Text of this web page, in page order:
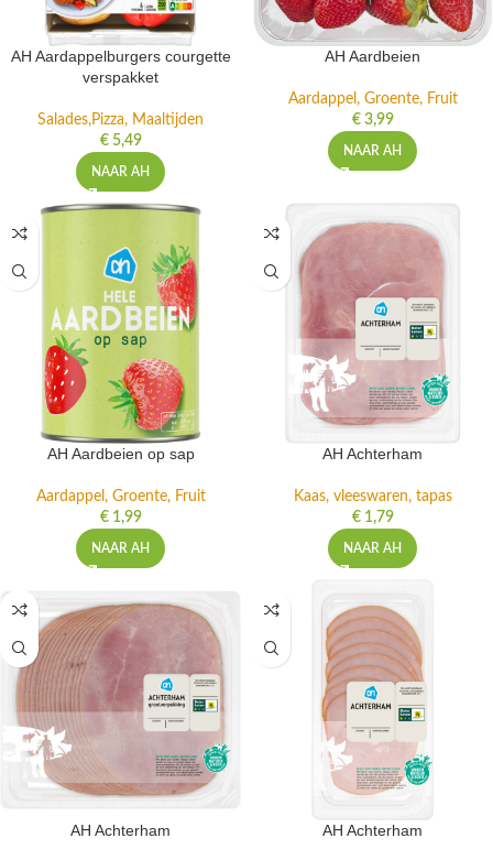
AH Aardappelburgers courgette
verspakket
Salades,Pizza, Maaltijden
€5,49
NAAR AH
AH Aardbeien
Aardappel, Groente, Fruit
€3,99
NAAR AH
AH Aardbeien op sap
Aardappel, Groente, Fruit
€1,99
NAAR AH
AH Achterham
Kaas, vleeswaren, tapas
€1,79
NAAR AH
AH Achterham AH Achterham